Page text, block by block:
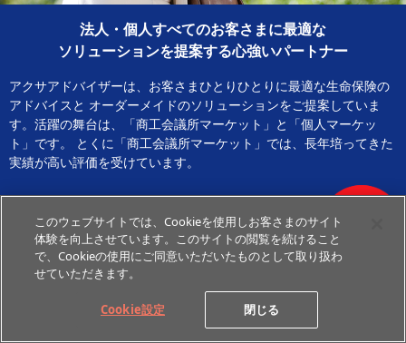
法人・個人すべてのお客さまに最適な
ソリューションを提案する心強いパートナー
アクサアドバイザーは、お客さまひとりひとりに最適な生命保険の
アドバイスと オーダーメイドのソリューションをご提案していま
す。活躍の舞台は、「商工会議所マーケット」と「個人マーケッ
ト」です。
とくに「商工会議所マーケット」では、長年培ってきた
実績が高い評価を受けています。
AXAとCCI
このウェブサイトでは、Cookieを使用しお客さまのサイト
体験を向上させています。このサイトの閲覧を続けること
で、Cookieの使用にご同意いただいたものとして取り扱わ
せていただきます。
Cookie設定 閉じる